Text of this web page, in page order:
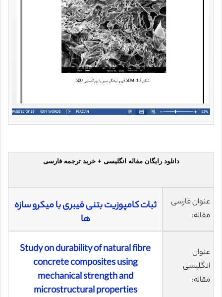
دانلود رایگان مقاله انگلیسی + خرید ترجمه فارسی
عنوان فارسی
مقاله:
ثبات کامپوزیت بتنی فیبری با میکرو سازه
ها
عنوان
انگلیسی
مقاله:
Study on durability of natural fibre
concrete composites using
mechanical strength and
microstructural properties